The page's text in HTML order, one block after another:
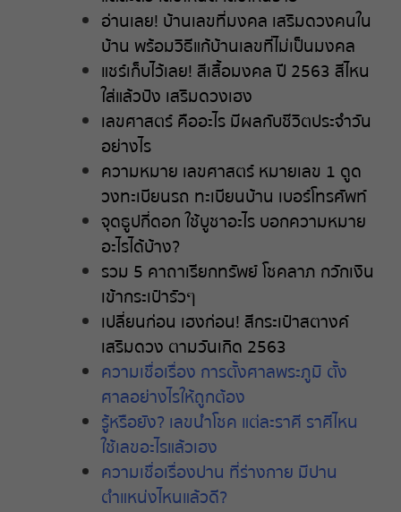
อ่านเลย! บ้านเลขที่มงคล เสริมดวงคนใน
บ้าน พร้อมวิธีแก้บ้านเลขที่ไม่เป็นมงคล
แชร์เก็บไว้เลย! สีเสื้อมงคล ปี 2563 สีไหน
ใส่แล้วปัง เสริมดวงเฮง
เลขศาสตร์ คืออะไร มีผลกับชีวิตประจำวัน
อย่างไร
ความหมาย เลขศาสตร์ หมายเลข 1 ดูด
วงทะเบียนรถ ทะเบียนบ้าน เบอร์โทรศัพท์
จุดธูปกี่ดอก ใช้บูชาอะไร บอกความหมาย
อะไรได้บ้าง?
รวม 5 คาถาเรียกทรัพย์ โชคลาภ กวักเงิน
เข้ากระเป๋ารัวๆ
เปลี่ยนก่อน เฮงก่อน! สีกระเป๋าสตางค์
เสริมดวง ตามวันเกิด 2563
ความเชื่อเรื่อง การตั้งศาลพระภูมิ ตั้ง
ศาลอย่างไรให้ถูกต้อง
รู้หรือยัง? เลขนำโชค แต่ละราศี ราศีไหน
ใช้เลขอะไรแล้วเฮง
ความเชื่อเรื่องปาน ที่ร่างกาย มีปาน
ตำแหน่งไหนแล้วดี?